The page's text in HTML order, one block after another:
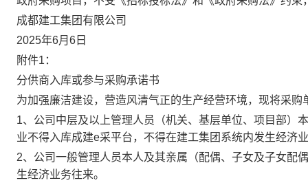
成都建工集团有限公司
2025年6月 6 日
附件1 ：
分供商入库或参与采购承诺书
为加强廉洁建设，营造风清气正的生产经营环境，现将采购
1、公司中层及以上管理人员（机关、基层单位、项目部）
业不得入库成建e采平台，不得在建工集团系统内发生经济
2、公司一般管理人员本人及其亲属（配偶、子女及子女配
生经济业务往来。